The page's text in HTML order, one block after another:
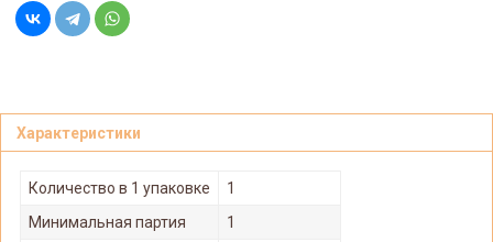
Характеристики
Количество в 1 упаковке
1
Минимальная партия
1